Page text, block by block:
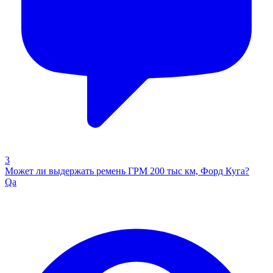
3
Может ли выдержать ремень ГРМ 200 тыс км, Форд Куга?
Qa